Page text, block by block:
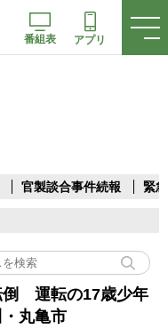
番組表 アプリ
官製談合事件続報 緊
倒 運転の17歳少年
丸亀市